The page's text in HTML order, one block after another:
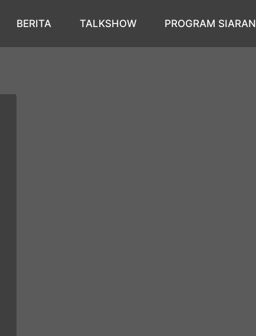
BERITA TALKSHOW PROGRAM SIARAN